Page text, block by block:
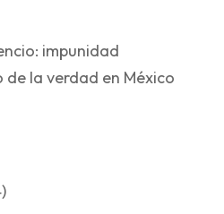
impunidad
de la verdad en México